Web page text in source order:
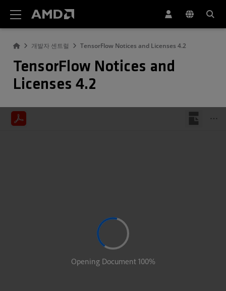
개발자 센트럴 TensorFlow Notices and Licenses 4.2
TensorFlow Notices and
Licenses 4.2